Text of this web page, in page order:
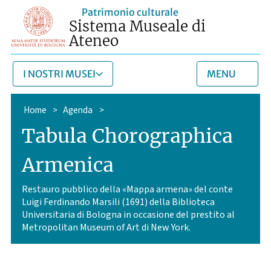
Patrimonio culturale
Sistema Museale di
Ateneo
MENU
I NOSTRI MUSEI
Home > Agenda >
Tabula Chorographica
Armenica
Restauro pubblico della «Mappa armena» del conte
Luigi Ferdinando Marsili (1691) della Biblioteca
Universitaria di Bologna in occasione del prestito al
Metropolitan Museum of Art di New York.